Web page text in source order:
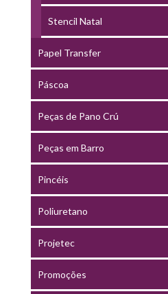
Stencil Natal
Papel Transfer
Páscoa
Peças de Pano Crú
Peças em Barro
Pincéis
Poliuretano
Projetec
Promoções